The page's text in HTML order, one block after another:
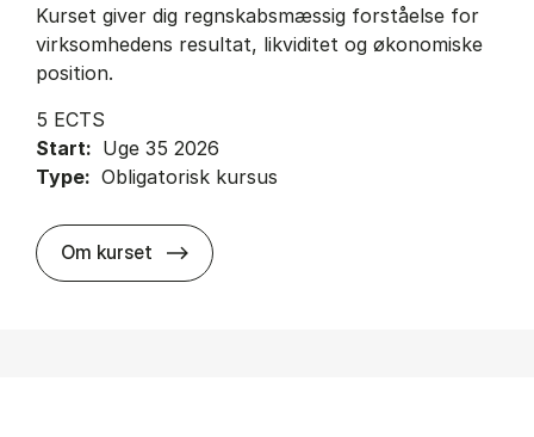
Kurset giver dig regnskabsmæssig forståelse for
virksomhedens resultat, likviditet og økonomiske
position.
5 ECTS
Start: Uge 35 2026
Type: Obligatorisk kursus
Om kurset about